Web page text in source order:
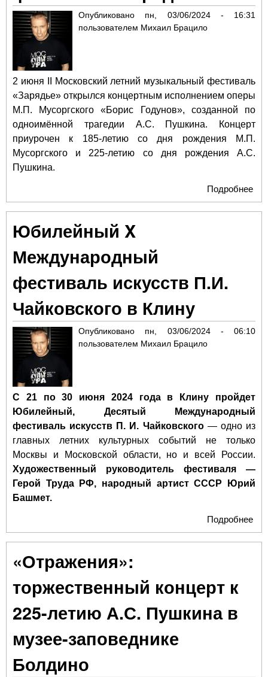
Опубликовано пн, 03/06/2024 - 16:31
пользователем Михаил Брацило
2 июня II Московский летний музыкальный фестиваль
«Зарядье» открылся концертным исполнением оперы
М.П. Мусоргского «Борис Годунов», созданной по
одноимённой трагедии А.С. Пушкина. Концерт
приурочен к 185-летию со дня рождения М.П.
Мусоргского и 225-летию со дня рождения А.С.
Пушкина.
Подробнее
Юбилейный X
Международный
фестиваль искусств П.И.
Чайковского в Клину
Опубликовано пн, 03/06/2024 - 06:10
пользователем Михаил Брацило
С 21 по 30 июня 2024 года в Клину пройдет
Юбилейный, Десятый Международный
фестиваль искусств П. И. Чайковского— одно из
главных летних культурных событий не только
Москвы и Московской области, но и всей России.
Художественный руководитель фестиваля —
Герой Труда РФ, народный артист СССР Юрий
Башмет.
Подробнее
«Отражения»:
торжественный концерт к
225-летию А.С. Пушкина в
музее-заповеднике
Болдино